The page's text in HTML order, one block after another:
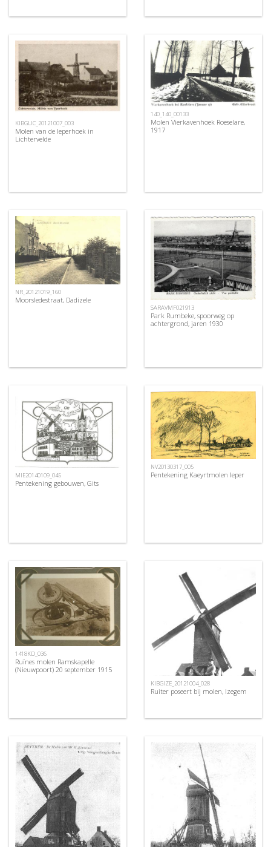
KIBGLIC_20121007_003
Molen van de Ieperhoek in
Lichtervelde
140_140_00133
Molen Vierkavenhoek Roeselare,
1917
NR_20121019_160
Moorsledestraat, Dadizele
SARAVMF021913
Park Rumbeke, spoorweg op
achtergrond, jaren 1930
MIE20140109_045
Pentekening gebouwen, Gits
NV20130317_005
Pentekening Kaeyrtmolen Ieper
1418KD_036
Ruïnes molen Ramskapelle
(Nieuwpoort) 20 september 1915
KIBGIZE_20121004_028
Ruiter poseert bij molen, Izegem